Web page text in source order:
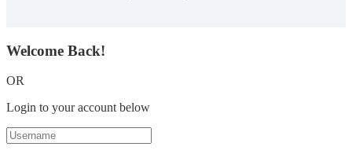
Welcome Back!
OR
Login to your account below